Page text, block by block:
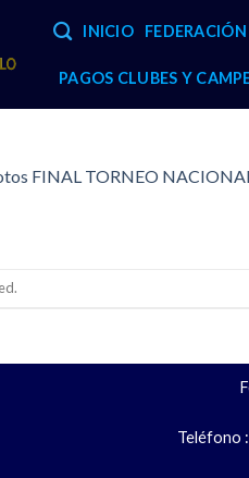
INICIO FEDERACIÓN
PAGOS CLUBES Y
FINAL TORNEO
Teléfono